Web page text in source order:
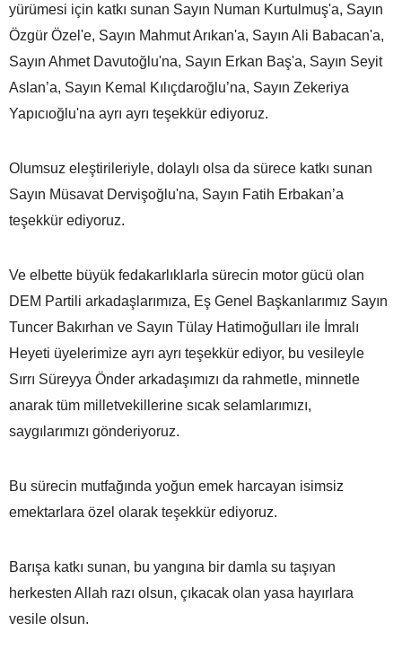
yürümesi için katkı sunan Sayın Numan Kurtulmuş'a, Sayın
Özgür Özel'e, Sayın Mahmut Arıkan'a, Sayın Ali Babacan'a,
Sayın Ahmet Davutoğlu'na, Sayın Erkan Baş'a, Sayın Seyit
Aslan’a, Sayın Kemal Kılıçdaroğlu’na, Sayın Zekeriya
Yapıcıoğlu'na ayrı ayrı teşekkür ediyoruz.
Olumsuz eleştirileriyle, dolaylı olsa da sürece katkı sunan
Sayın Müsavat Dervişoğlu'na, Sayın Fatih Erbakan’a
teşekkür ediyoruz.
Ve elbette büyük fedakarlıklarla sürecin motor gücü olan
DEM Partili arkadaşlarımıza, Eş Genel Başkanlarımız Sayın
Tuncer Bakırhan ve Sayın Tülay Hatimoğulları ile İmralı
Heyeti üyelerimize ayrı ayrı teşekkür ediyor, bu vesileyle
Sırrı Süreyya Önder arkadaşımızı da rahmetle, minnetle
anarak tüm milletvekillerine sıcak selamlarımızı,
saygılarımızı gönderiyoruz.
Bu sürecin mutfağında yoğun emek harcayan isimsiz
emektarlara özel olarak teşekkür ediyoruz.
Barışa katkı sunan, bu yangına bir damla su taşıyan
herkesten Allah razı olsun, çıkacak olan yasa hayırlara
vesile olsun.